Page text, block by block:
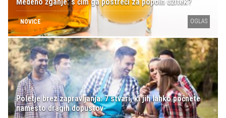
Medeno žganje: s čim ga postreči za popoln užitek?
NOVICE OGLAS
Poletje brez zapravljanja: 7 stvari, ki jih lahko počnete
namesto dragih dopustov